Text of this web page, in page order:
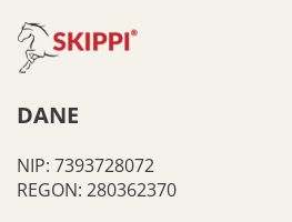
DANE
NIP: 7393728072
REGON: 280362370